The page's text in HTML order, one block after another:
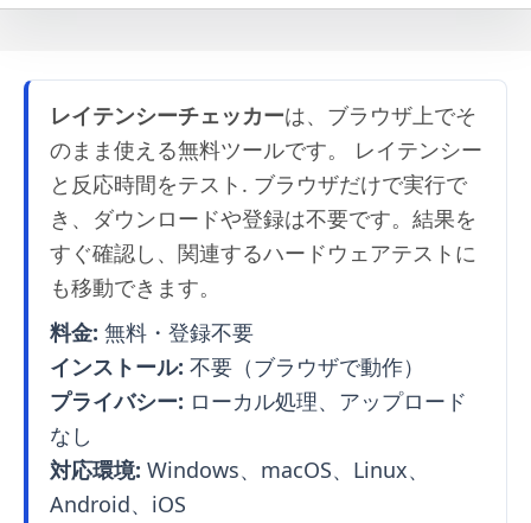
レイテンシーチェッカーは、ブラウザ上でそ
のまま使える無料ツールです。 レイテンシー
と反応時間をテスト. ブラウザだけで実行で
き、ダウンロードや登録は不要です。結果を
すぐ確認し、関連するハードウェアテストに
も移動できます。
料金: 無料・登録不要
インストール: 不要（ブラウザで動作）
プライバシー: ローカル処理、アップロード
なし
対応環境: Windows、macOS、Linux、
Android、iOS